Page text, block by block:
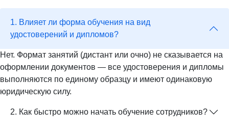
1. Влияет ли форма обучения на вид
удостоверений и дипломов?
Нет. Формат занятий (дистант или очно) не сказывается на
оформлении документов — все удостоверения и дипломы
выполняются по единому образцу и имеют одинаковую
юридическую силу.
2. Как быстро можно начать обучение сотрудников?